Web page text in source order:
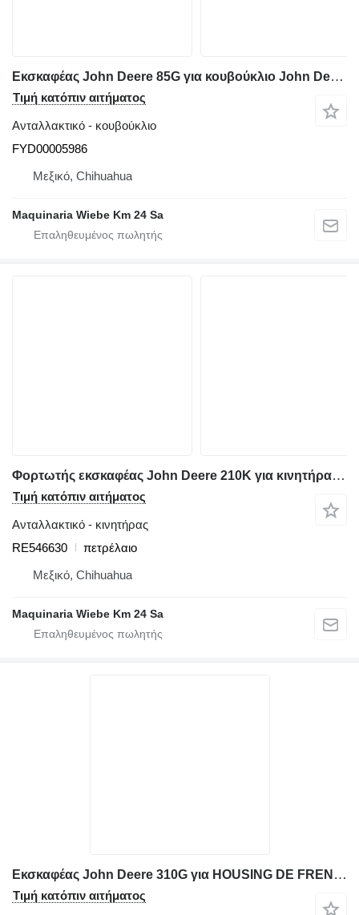
Εκσκαφέας John Deere 85G για κουβούκλιο John Deere FYD00005986
Τιμή κατόπιν αιτήματος
Ανταλλακτικό - κουβούκλιο
FYD00005986
Μεξικό, Chihuahua
Maquinaria Wiebe Km 24 Sa
Φορτωτής εκσκαφέας John Deere 210K για κινητήρας RE546630
Τιμή κατόπιν αιτήματος
Ανταλλακτικό - κινητήρας
RE546630
πετρέλαιο
Μεξικό, Chihuahua
Maquinaria Wiebe Km 24 Sa
Εκσκαφέας John Deere 310G για HOUSING DE FRENOS (CAJA DE FRENOS) T159396
Τιμή κατόπιν αιτήματος